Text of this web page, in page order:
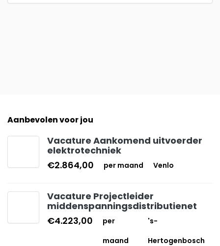
Aanbevolen voor jou
Vacature Aankomend uitvoerder
elektrotechniek
€2.864,00
per maand Venlo
Vacature Projectleider
middenspanningsdistributienet
€4.223,00
per
maand
's-
Hertogenbosch